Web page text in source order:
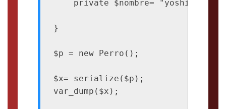
    private $nombre= "yoshi";
}
$p = new Perro();
$x= serialize($p);